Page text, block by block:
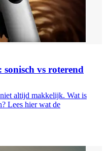
vs roterend
altijd makkelijk. Wat is
Lees hier wat de